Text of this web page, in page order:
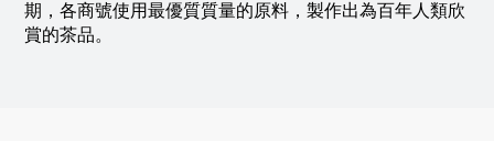
期，各商號使用最優質質量的原料，製作出為百年人類欣
賞的茶品。